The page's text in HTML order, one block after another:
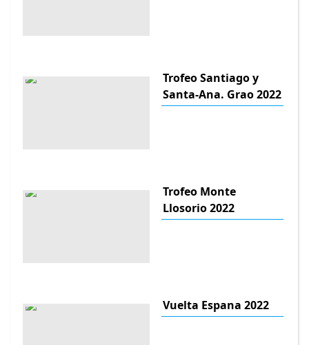
Trofeo Santiago y
Santa-Ana. Grao 2022
Trofeo Monte
Llosorio 2022
Vuelta Espana 2022